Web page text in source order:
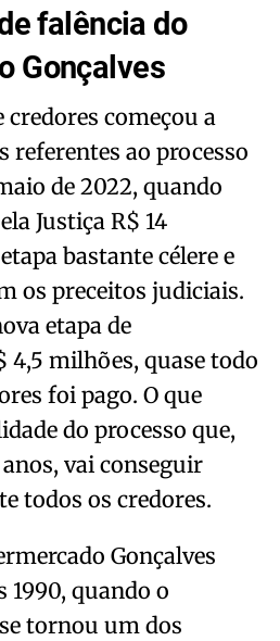
falência do
Gonçalves
começou a
referentes ao processo
de 2022, quando
Justiça R$ 14
bastante célere e
os preceitos judiciais.
etapa de
4,5 milhões, quase todo
foi pago. O que
do processo que,
vai conseguir
todos os credores.
Gonçalves
1990, quando o
tornou um dos